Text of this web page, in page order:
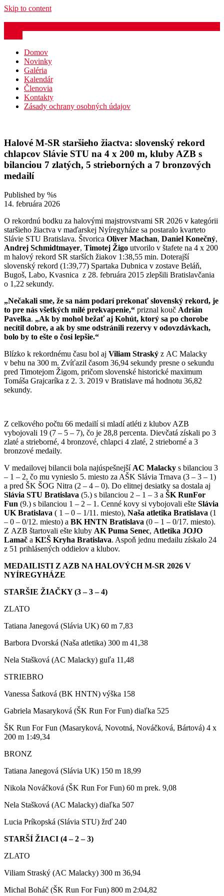
Skip to content
Domov
Novinky
Galéria
Kalendár
Členovia
Kontakty
Zásady ochrany osobných údajov
Halové M-SR staršieho žiactva: slovenský rekord
chlapcov Slávie STU na 4 x 200 m, kluby AZB s
bilanciou 7 zlatých, 5 strieborných a 7 bronzových
medailí
Published by %s
14. februára 2026
O rekordnú bodku za halovými majstrovstvami SR 2026 v kategórii
staršieho žiactva v maďarskej Nyíregyháze sa postaralo kvarteto
Slávie STU Bratislava. Štvorica Oliver Machan, Daniel Konečný,
Andrej Schmidtmayer, Timotej Žigo utvorilo v štafete na 4 x 200
m halový rekord SR starších žiakov 1:38,55 min. Doterajší
slovenský rekord (1:39,77) Spartaka Dubnica v zostave Beláň,
Bugoš, Labo, Kvasnica z 28. februára 2015 zlepšili Bratislavčania
o 1,22 sekundy.
„Nečakali sme, že sa nám podarí prekonať slovenský rekord, je
to pre nás všetkých milé prekvapenie,“ priznal kouč Adrián
Pavelka. „Ak by mohol bežať aj Kohút, ktorý sa po chorobe
necítil dobre, a ak by sme odstránili rezervy v odovzdávkach,
bolo by to ešte o čosi lepšie.“
Blízko k rekordnému času bol aj Viliam Straský z AC Malacky
v behu na 300 m. Zvíťazil časom 36,94 sekundy presne o sekundu
pred Timotejom Žigom, pričom slovenské historické maximum
Tomáša Grajcaríka z 2. 3. 2019 v Bratislave má hodnotu 36,82
sekundy.
Z celkového počtu 66 medailí si mladí atléti z klubov AZB
vybojovali 19 (7 – 5 – 7), čo je 28,8 percenta. Dievčatá získali po 3
zlaté a strieborné, 4 bronzové, chlapci 4 zlaté, 2 strieborné a 3
bronzové medaily.
V medailovej bilancii bola najúspešnejšíAC Malacky s bilanciou 3
– 1 – 2, čo mu vynieslo 5. miesto za AŠK Slávia Trnava (3 – 3 – 1)
a pred ŠK ŠOG Nitra (2 – 4 – 0). Do elitnej desiatky sa dostala aj
Slávia STU Bratislava (5.) s bilanciou 2 – 1 – 3 a ŠK RunFor
Fun (9.) s bilanciou 1 – 2 – 1. Cenné kovy si vybojovali ešte Slávia
UK Bratislava ( 1 – 0 – 1/11. miesto), Naša atletika Bratislava (1
– 0 – 0/12. miesto) a BK HNTN Bratislava (0 – 1 – 0/17. miesto).
Z AZB štartovali ešte kluby AK Puma Senec, Atletika JOJO
Lamač a KĽŠ Kryha Bratislava. Aspoň jednu medailu získalo 24
z 51 prihlásených oddielov a klubov.
MEDAILISTI Z AZB NA HALOVÝCH M-SR 2026 V
NYÍREGYHÁZE
STARŠIE ŽIAČKY (3 – 3 – 4)
ZLATO
Tatiana Janegová (Slávia UK) 60 m 7,83
Barbora Dvorská (Naša atletika) 300 m 41,38
Nela Stašková (AC Malacky) guľa 11,48
STRIEBRO
Vanessa Šatková (BK HNTN) výška 158
Gabriela Masaryková (ŠK Run For Fun) diaľka 525
ŠK Run For Fun (Masaryková, Novotná, Nováčková, Bártová) 4 x
200 m 1:49,34
BRONZ
Tatiana Janegová (Slávia UK) 150 m 18,99
Nikola Nováčková (ŠK Run For Fun) 60 m prek. 9,08
Nela Stašková (AC Malacky) diaľka 507
Lucia Príkopská (Slávia STU) žrď 240
STARŠÍ ŽIACI (4 – 2 – 3)
ZLATO
Viliam Straský (AC Malacky) 300 m 36,94
Michal Boháč (ŠK Run For Fun) 800 m 2:04,82